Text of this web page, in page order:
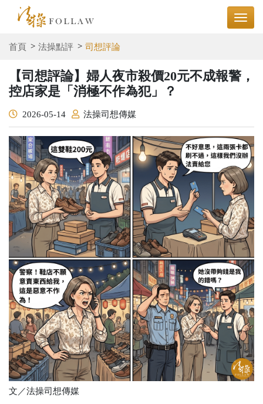
首頁 法操點評 司想評論
【司想評論】婦人夜市殺價20元不成報警，
控店家是「消極不作為犯」？
2026-05-14 法操司想傳媒
文／法操司想傳媒